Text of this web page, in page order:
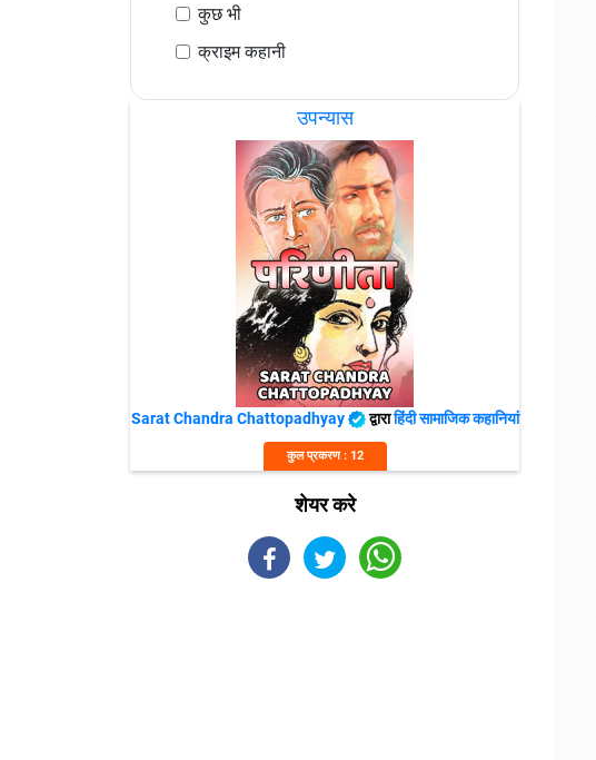
कुछ भी
क्राइम कहानी
उपन्यास
Sarat Chandra Chattopadhyay द्वाराहिंदी सामाजिक कहानियां
कुल प्रकरण : 12
शेयर करे